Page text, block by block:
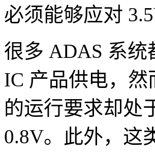
必须能够应对
很多 ADAS 系统
IC 产品供电，
的运行要求却处
0.8V。此外，这